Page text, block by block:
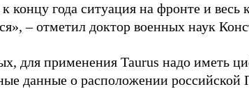
концу года ситуация на фронте и
– отметил доктор военных наук
для применения Taurus надо иметь
данные о расположении